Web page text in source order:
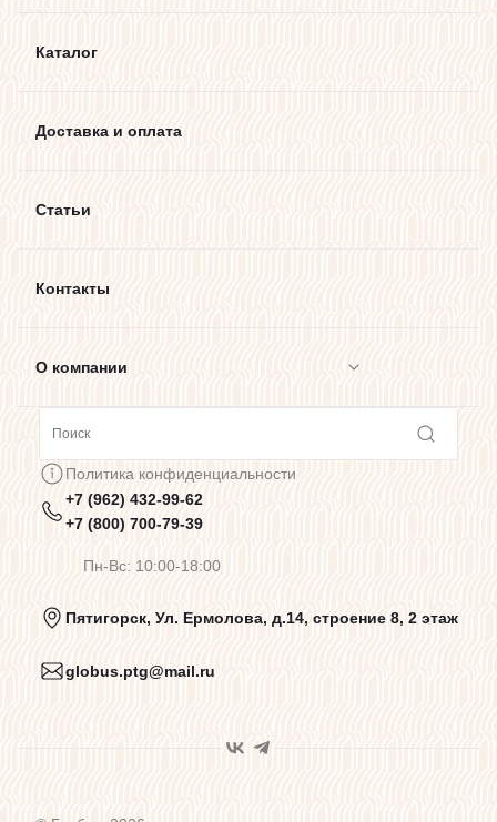
Каталог
Доставка и оплата
Статьи
Контакты
О компании
Предупреждения о цветопередаче
Политика конфиденциальности
Пользовательское соглашение
Политика конфиденциальности
+7 (962) 432-99-62
+7 (800) 700-79-39
Пн-Вс: 10:00-18:00
Пятигорск, Ул. Ермолова, д.14, строение 8, 2 этаж
globus.ptg@mail.ru